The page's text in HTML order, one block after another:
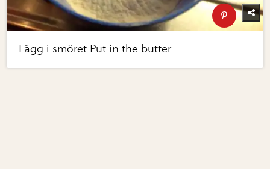
Lägg i smöret Put in the butter